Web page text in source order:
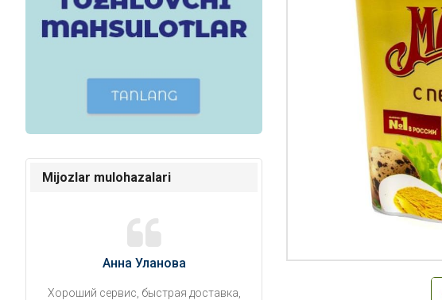
Mijozlar mulohazalari
Анна Уланова
Хороший сервис, быстрая доставка,
Александр П.